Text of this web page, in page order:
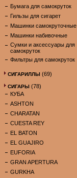
Бумага для самокруток
Гильзы для сигарет
Машинки самокруточные
Машинки набивочные
Сумки и аксессуары для
самокруток
Фильтры для самокруток
СИГАРИЛЛЫ (69)
СИГАРЫ (78)
КУБА
ASHTON
CHARATAN
CUESTA REY
EL BATON
EL GUAJIRO
EUFORIA
GRAN APERTURA
GURKHA